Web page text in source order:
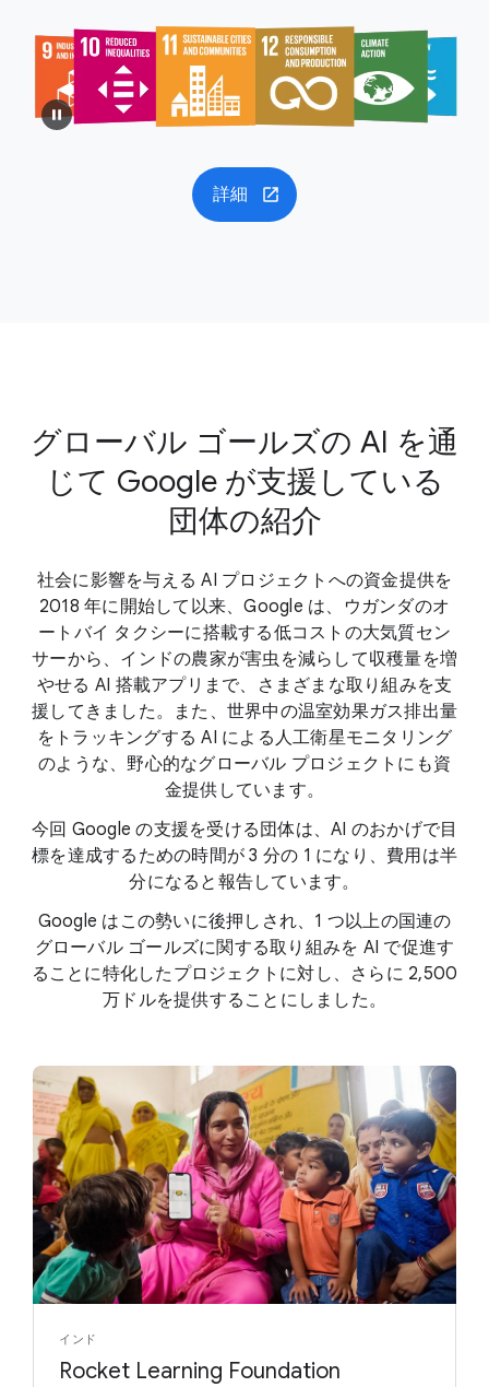
詳細
グローバル ゴールズの AI を通
じて Google が支援している
団体の紹介
社会に影響を与える AI プロジェクトへの資金提供を
2018 年に開始して以来、Google は、ウガンダのオ
ートバイ タクシーに搭載する低コストの大気質セン
サーから、インドの農家が害虫を減らして収穫量を増
やせる AI 搭載アプリまで、さまざまな取り組みを支
援してきました。また、世界中の温室効果ガス排出量
をトラッキングする AI による人工衛星モニタリング
のような、野心的なグローバル プロジェクトにも資
金提供しています。
今回 Google の支援を受ける団体は、AI のおかげで目
標を達成するための時間が 3 分の 1 になり、費用は半
分になると報告しています。
Google はこの勢いに後押しされ、1 つ以上の国連の
グローバル ゴールズに関する取り組みを AI で促進す
ることに特化したプロジェクトに対し、さらに 2,500
万ドルを提供することにしました。
インド
Rocket Learning Foundation